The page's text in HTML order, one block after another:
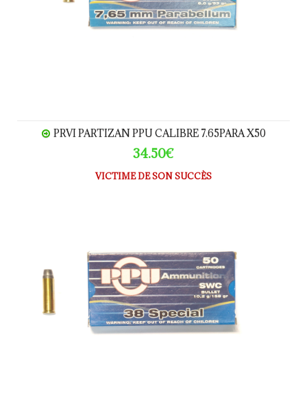
PRVI PARTIZAN PPU CALIBRE 7.65PARA X50
34.50€
VICTIME DE SON SUCCÈS